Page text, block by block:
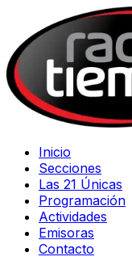
Inicio
Secciones
Las 21 Únicas
Programación
Actividades
Emisoras
Contacto